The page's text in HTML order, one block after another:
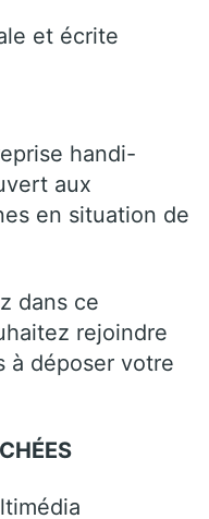
et écrite
handi-
aux
en situation de
dans ce
rejoindre
à déposer votre